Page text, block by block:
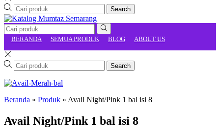
Search
BERANDA SEMUA PRODUK BLOG ABOUT US
Search
Beranda » Produk » Avail Night/Pink 1 bal isi 8
Avail Night/Pink 1 bal isi 8